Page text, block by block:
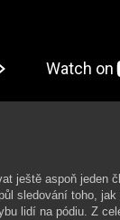
ještě aspoň jeden
sledování toho,
lidí na pódiu. Z